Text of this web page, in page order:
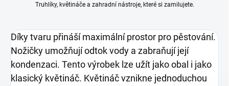
Truhlíky, květináče a zahradní nástroje, které si zamilujete.
Díky tvaru přináší maximální prostor pro pěstování.
Nožičky umožňují odtok vody a zabraňují její
kondenzaci. Tento výrobek lze užít jako obal i jako
klasický květináč. Květináč vznikne jednoduchou